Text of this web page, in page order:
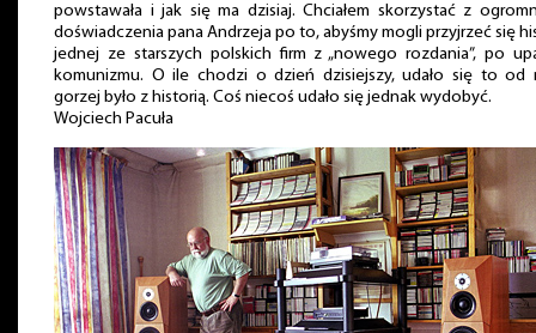
powstawała i jak się ma dzisiaj. Chciałem skorzystać z
doświadczenia pana Andrzeja po to, abyśmy mogli przyjrzeć się
jednej ze starszych polskich firm z „nowego rozdania”, po
komunizmu. O ile chodzi o dzień dzisiejszy, udało się to od
gorzej było z historią. Coś niecoś udało się jednak wydobyć.
Wojciech Pacuła